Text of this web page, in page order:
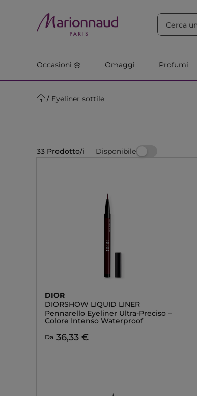
Occasioni 🌼 Omaggi Profumi
Eyeliner sottile
33 Prodotto/i Disponibile
DIOR
DIORSHOW LIQUID LINER
Pennarello Eyeliner Ultra-Preciso –
Colore Intenso Waterproof
Da 36,33 €